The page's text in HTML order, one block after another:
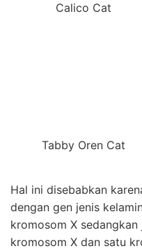
Calico Cat
Tabby Oren Cat
Hal ini disebabkan
dengan gen jenis
kromosom X
kromosom X dan satu